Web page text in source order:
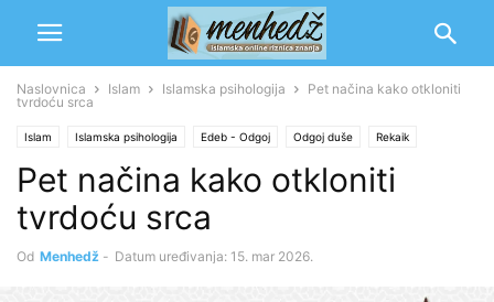
Naslovnica Islam Islamska psihologija
Pet načina kako otkloniti
tvrdoću srca
Islam Islamska psihologija Edeb - Odgoj Odgoj duše Rekaik
Pet načina kako otkloniti
tvrdoću srca
Od Menhedž - Datum uređivanja: 15. mar 2026.